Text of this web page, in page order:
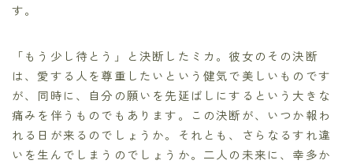
す。
「もう少し待とう」と決断したミカ。彼女のその決断
は、愛する人を尊重したいという健気で美しいものです
が、同時に、自分の願いを先延ばしにするという大きな
痛みを伴うものでもあります。この決断が、いつか報わ
れる日が来るのでしょうか。それとも、さらなるすれ違
いを生んでしまうのでしょうか。二人の未来に、幸多か